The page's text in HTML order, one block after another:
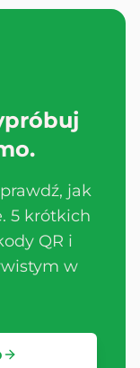
jak
5 krótkich
QR i
w